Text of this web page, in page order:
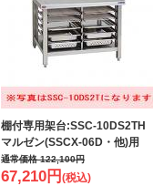
棚付専用架台:SSC-10DS2TH
マルゼン(SSCX-06D・他)用
通常価格122,100円
67,210円 (税込)